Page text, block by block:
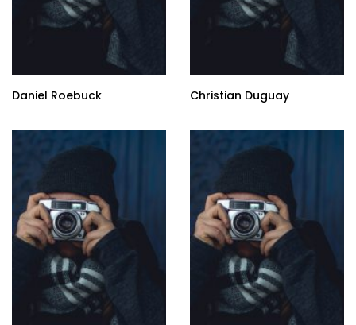
Daniel Roebuck Christian Duguay